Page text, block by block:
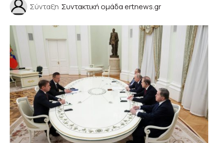
Σύνταξη Συντακτική ομάδα ertnews.gr